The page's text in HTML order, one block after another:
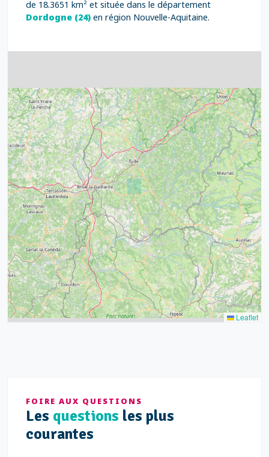
de 18.3651 km² et située dans le département
Dordogne (24) en région Nouvelle-Aquitaine.
4
15
21
14
32
39
52 68
43
Leaflet
FOIRE AUX QUESTIONS
Les questions les plus
courantes